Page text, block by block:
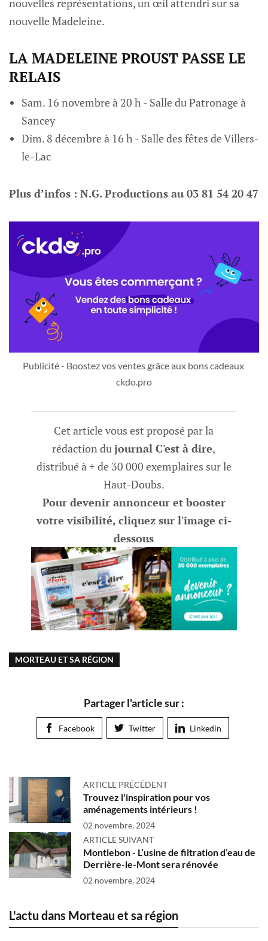
nouvelle Madeleine.
LA MADELEINE PROUST PASSE LE
RELAIS
Sam. 16 novembre à 20 h - Salle du Patronage à
Sancey
Dim. 8 décembre à 16 h - Salle des fêtes de Villers-
le-Lac
Plus d’infos : N.G. Productions au 03 81 54 20 47
Publicité - Boostez vos ventes grâce aux bons cadeaux
ckdo.pro
Cet article vous est proposé par la
rédaction dujournal C'est à dire,
distribué à + de 30 000 exemplaires sur le
Haut-Doubs.
Pour devenir annonceur et booster
votre visibilité, cliquez sur l'image ci-
dessous
MORTEAU ET SA RÉGION
Partager l'article sur :
Facebook Twitter Linkedin
ARTICLE PRÉCÉDENT
Trouvez l'inspiration pour vos
aménagements intérieurs !
02 novembre, 2024
ARTICLE SUIVANT
Montlebon - L’usine de filtration d’eau de
Derrière-le-Mont sera rénovée
02 novembre, 2024
L'actu dans Morteau et sa région